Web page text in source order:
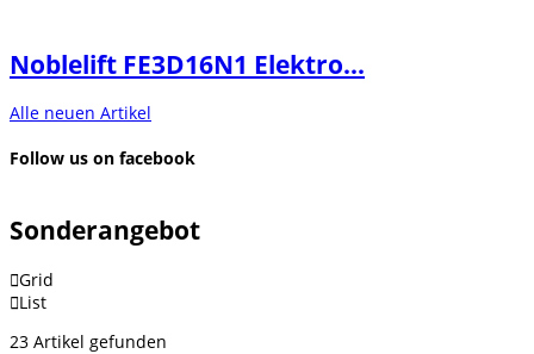
Noblelift FE3D16N1 Elektro...
Alle neuen Artikel
Follow us on facebook
Sonderangebot
Grid
List
23 Artikel gefunden